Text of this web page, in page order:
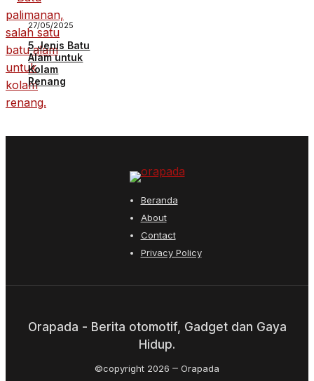
27/05/2025
5 Jenis Batu
Alam untuk
Kolam
Renang
Beranda
About
Contact
Privacy Policy
Orapada - Berita otomotif, Gadget dan Gaya
Hidup.
©copyright 2026 Orapada